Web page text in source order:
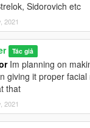
Sidorovich etc
2021
Tác giả
Im planning on
giving it proper
that
2021